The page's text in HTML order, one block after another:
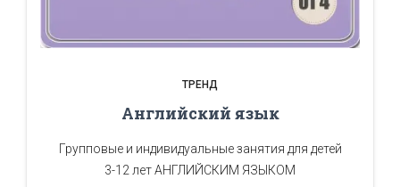
ТРЕНД
Английский язык
Групповые и индивидуальные занятия для детей
3-12 лет АНГЛИЙСКИМ ЯЗЫКОМ